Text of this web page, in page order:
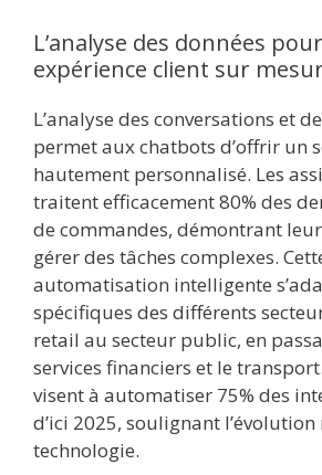
L’analyse des données
expérience client sur
L’analyse des conversations et
permet aux chatbots d’offrir un
hautement personnalisé. Les
traitent efficacement 80% des
de commandes, démontrant
gérer des tâches complexes.
automatisation intelligente
spécifiques des différents
retail au secteur public, en
services financiers et le
visent à automatiser 75% des
d’ici 2025, soulignant
technologie.